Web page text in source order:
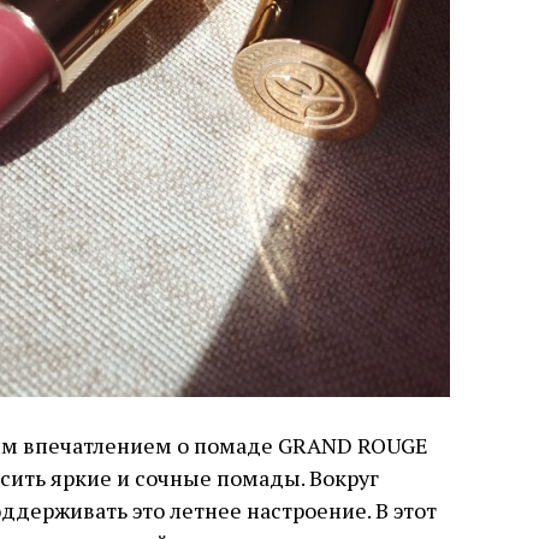
впечатлением о помаде GRAND ROUGE
яркие и сочные помады. Вокруг
это летнее настроение. В этот